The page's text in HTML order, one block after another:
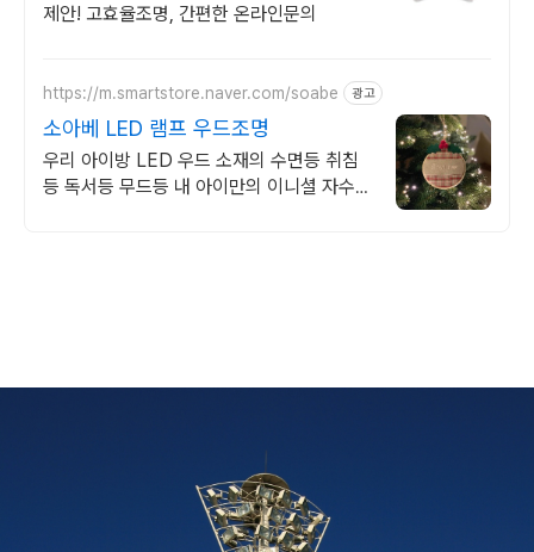
제안! 고효율조명, 간편한 온라인문의
https://m.smartstore.naver.com/soabe 광고
소아베 LED 램프 우드조명
우리 아이방 LED 우드 소재의 수면등 취침
등 독서등 무드등 내 아이만의 이니셜 자수제